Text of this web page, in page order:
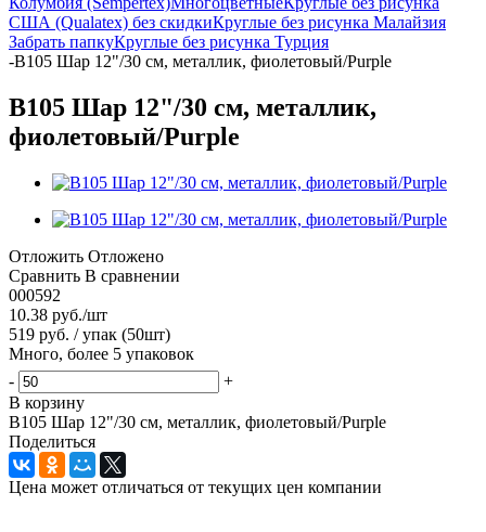
США (Qualatex) без скидкиКруглые без рисунка Малайзия
Забрать папкуКруглые без рисунка Турция
-B105 Шар 12"/30 см, металлик, фиолетовый/Purple
B105 Шар 12"/30 см, металлик,
фиолетовый/Purple
Отложить Отложено
Сравнить В сравнении
000592
10.38 руб./шт
519 руб. / упак (50шт)
Много, более 5 упаковок
-
+
В корзину
B105 Шар 12"/30 см, металлик, фиолетовый/Purple
Поделиться
Цена может отличаться от текущих цен компании